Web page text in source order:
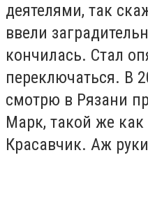
деятелями, так
ввели
кончилась. Стал
переключаться. В
смотрю в Рязани
Марк, такой же
Красавчик. Аж